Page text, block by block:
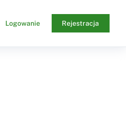
Logowanie Rejestracja